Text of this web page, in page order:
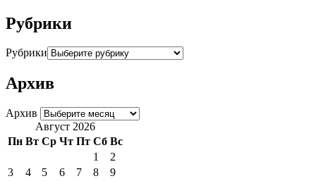
Рубрики
Рубрики
Архив
Архив
Август 2026
Пн Вт Ср Чт Пт Сб Вс
1
2
3
4 5 6 7 8
9